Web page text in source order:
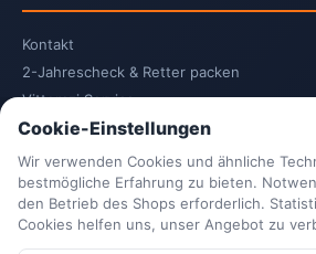
Kontakt
2-Jahrescheck & Retter packen
Vittorazi Service
Datenschutzerklärung
AGB
Widerrufsrecht
Vertrag widerrufen
Cookie-Einstellungen
Wir verwenden Cookies und ähnliche
bestmögliche Erfahrung zu bieten.
den Betrieb des Shops erforderlich.
Cookies helfen uns, unser Angebot zu